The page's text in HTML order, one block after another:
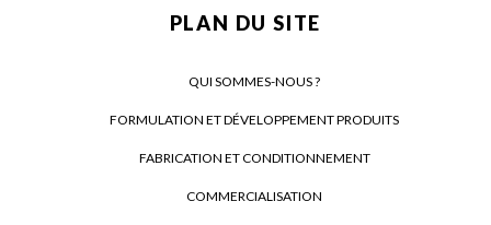
PLAN DU SITE
QUI SOMMES-NOUS ?
FORMULATION ET DÉVELOPPEMENT PRODUITS
FABRICATION ET CONDITIONNEMENT
COMMERCIALISATION